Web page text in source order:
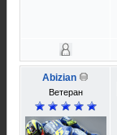
Abizian
Ветеран